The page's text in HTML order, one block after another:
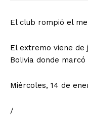
El club rompió el
El extremo viene
Bolivia donde marcó
Miércoles, 14 de
/